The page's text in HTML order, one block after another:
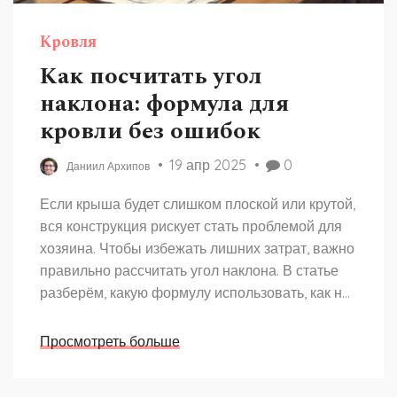
Кровля
Как посчитать угол
наклона: формула для
кровли без ошибок
Даниил Архипов 19 апр 2025 0
Если крыша будет слишком плоской или крутой,
вся конструкция рискует стать проблемой для
хозяина. Чтобы избежать лишних затрат, важно
правильно рассчитать угол наклона. В статье
разберём, какую формулу использовать, как не
на долговечность вашей крыши. Поговорим о
Просмотреть больше